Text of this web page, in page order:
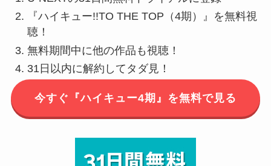
『ハイキュー!!TO THE TOP（4期）』を無料視
聴！
無料期間中に他の作品も視聴！
31日以内に解約してタダ見！
今すぐ『ハイキュー4期』を無料で見る